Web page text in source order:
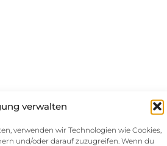
verwalten
verwenden wir Technologien wie Cookies,
und/oder darauf zuzugreifen. Wenn du